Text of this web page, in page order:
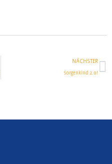
NÄCHSTER
Sorgenkind 2.0!